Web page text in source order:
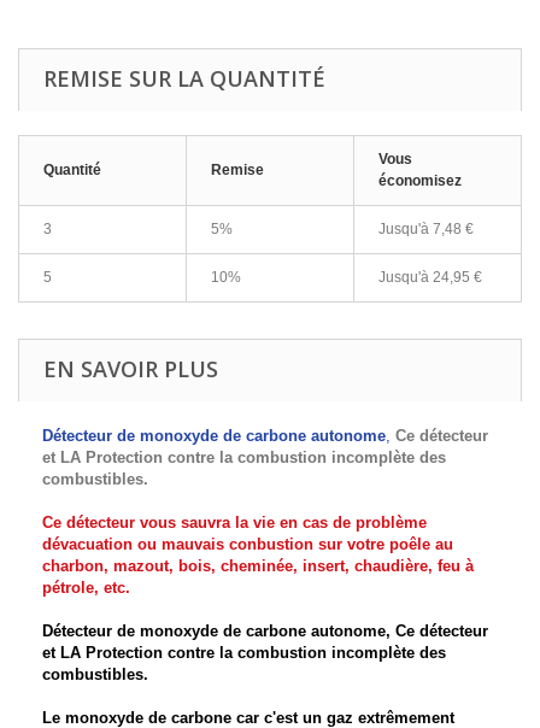
REMISE SUR LA QUANTITÉ
Quantité Remise
Vous
économisez
3 5% Jusqu'à 7,48 €
5 10% Jusqu'à 24,95 €
EN SAVOIR PLUS
Détecteur de monoxyde de carbone autonome, Ce détecteur
et LA Protection contre la combustion incomplète des
combustibles.
Ce détecteur vous sauvra la vie en cas de problème
dévacuation ou mauvais conbustion sur votre poêle au
charbon, mazout, bois, cheminée, insert, chaudière, feu à
pétrole, etc.
Détecteur de monoxyde de carbone autonome, Ce détecteur
et LA Protection contre la combustion incomplète des
combustibles.
Le monoxyde de carbone car c'est un gaz extrêmement